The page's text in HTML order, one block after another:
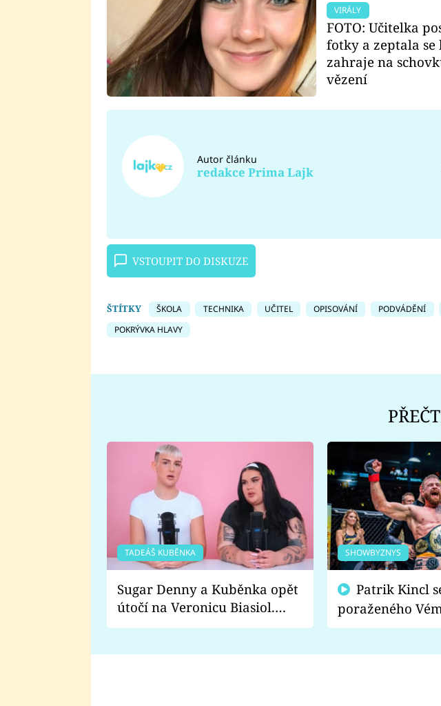
VIRÁLY
FOTO: Učitelka
fotky a zeptala se
zahraje na
vězení
Autor článku
redakce Prima Lajk
VSTOUPIT DO DISKUZE
ŠTÍTKY ŠKOLA TECHNIKA UČITEL OPISOVÁNÍ PODVÁDĚNÍ
POKRÝVKA HLAVY
TADEÁŠ KUBĚNKA
Sugar Denny a Kuběnka opět
útočí na Veronicu Biasiol.
Proč je podle nich falešná a
SHOWBYZNYS
poraženého
fanoušci